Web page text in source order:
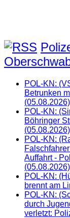
POL-KN:
Betrunken
(05.08.2026)
POL-KN:
Böhringer
(05.08.2026)
POL-KN:
Auffahrt -
(05.08.2026)
POL-KN:
brennt am
POL-KN:
durch
verletzt: